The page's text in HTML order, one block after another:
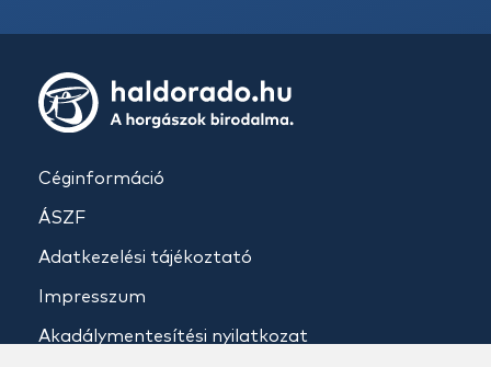
Céginformáció
ÁSZF
Adatkezelési tájékoztató
Impresszum
Akadálymentesítési nyilatkozat